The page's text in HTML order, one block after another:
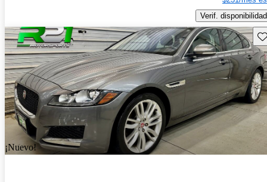
Verif. disponibilidad
¡Nuevo!